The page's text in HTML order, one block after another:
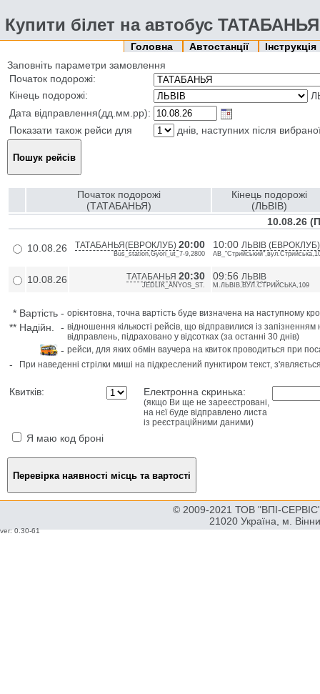
Купити білет на автобус
Головна Автостанції
Інструкція
Заповніть параметри замовлення
Початок подорожі:
Кінець подорожі:
Дата відправлення(дд.мм.рр):
Показати також рейси для
днів, наступних після
Початок подорожі
(ТАТАБАНЬЯ)
Кінець подорожі
(ЛЬВІВ)
10.08.26
10.08.26 ТАТАБАНЬЯ(ЕВРОКЛУБ) 20:00
Bus_station,Gyori_ut_7-9,2800
10:00 ЛЬВІВ (ЕВРОКЛУБ)
10.08.26 ТАТАБАНЬЯ 20:30
JEDLIK_ANYOS_ST.
09:56 ЛЬВІВ
М.ЛЬВІВ,ВУЛ.СТРИЙСЬКА,109
* Вартість - орієнтовна, точна вартість буде визначена на наступному
** Надійн. - відношення кількості рейсів, що відправилися із
відправлень, підраховано у відсотках (за останні 30 днів)
- рейси, для яких обмін ваучера на квиток проводиться при
- При наведенні стрілки миші на підкреслений пунктиром текст,
Квитків: Електронна скринька:
(якщо Ви ще не зареєстровані,
на нєї буде відправлено листа
із реєстраційними даними)
Я маю код броні
© 2009-2021 ТОВ "ВПІ-
21020 Україна, м.
ver: 0.30-61